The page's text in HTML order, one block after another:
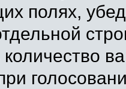
полях,